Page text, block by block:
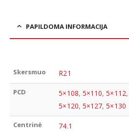
PAPILDOMA INFORMACIJA
Skersmuo R21
PCD 5×108, 5×110,5×112,
5×120, 5×127,5×130
Centrinė
74.1